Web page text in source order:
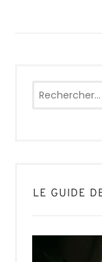
LE GUIDE